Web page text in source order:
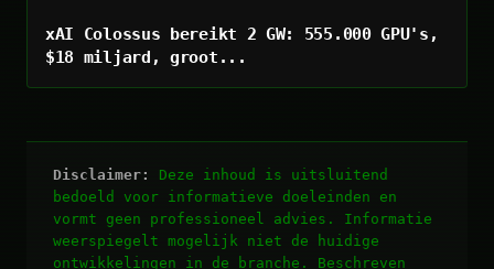
xAI Colossus bereikt 2 GW: 555.000 GPU's,
$18 miljard, groot...
Disclaimer:
Deze inhoud is uitsluitend
bedoeld voor informatieve doeleinden en
vormt geen professioneel advies. Informatie
weerspiegelt mogelijk niet de huidige
ontwikkelingen in de branche. Beschreven